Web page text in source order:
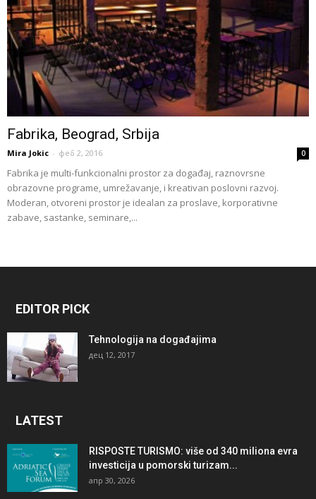
Fabrika, Beograd, Srbija
Mira Jokic - феб 2, 2016 0
Fabrika je multi-funkcionalni prostor za događaj, raznovrsne
obrazovne programe, umrežavanje, i kreativan poslovni razvoj.
Moderan, otvoreni prostor je idealan za proslave, korporativne
zabave, sastanke, seminare,...
EDITOR PICK
Tehnologija na događajima
дец 12, 2017
LATEST
RISPOSTE TURISMO: više od 340 miliona evra
investicija u pomorski turizam...
апр 30, 2026